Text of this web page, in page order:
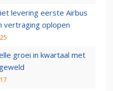
levering eerste Airbus
vertraging oplopen
groei in kwartaal met